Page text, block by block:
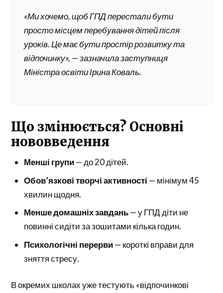
«Ми хочемо, щоб ГПД перестали бути
просто місцем перебування дітей після
уроків. Це має бути простір розвитку та
відпочинку», — зазначила заступниця
Міністра освіти Ірина Коваль.
Що змінюється? Основні
нововведення
Менші групи— до 20 дітей.
Обов’язкові творчі активності — мінімум 45
хвилин щодня.
Менше домашніх завдань— у ГПД діти не
повинні сидіти за зошитами кілька годин.
Психологічні перерви— короткі вправи для
зняття стресу.
В окремих школах уже тестують «відпочинкові